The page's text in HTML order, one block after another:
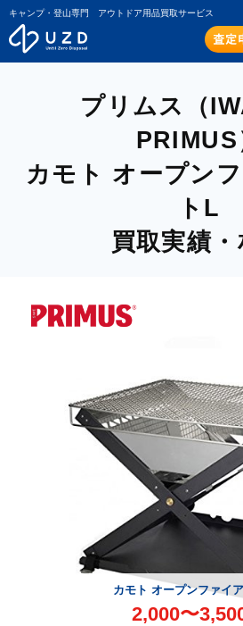
キャンプ・登山専門 アウトドア用品買取サービス
プリムス（
PRIMUS
カモト オープン
トL
買取実績
カモト オープンファイ
2,000〜